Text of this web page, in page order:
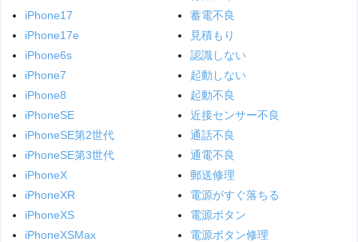
iPhone17
iPhone17e
iPhone6s
iPhone7
iPhone8
iPhoneSE
iPhoneSE第2世代
iPhoneSE第3世代
iPhoneX
iPhoneXR
iPhoneXS
iPhoneXSMax
蓄電不良
見積もり
認識しない
起動しない
起動不良
近接センサー不良
通話不良
通電不良
郵送修理
電源がすぐ落ちる
電源ボタン
電源ボタン修理